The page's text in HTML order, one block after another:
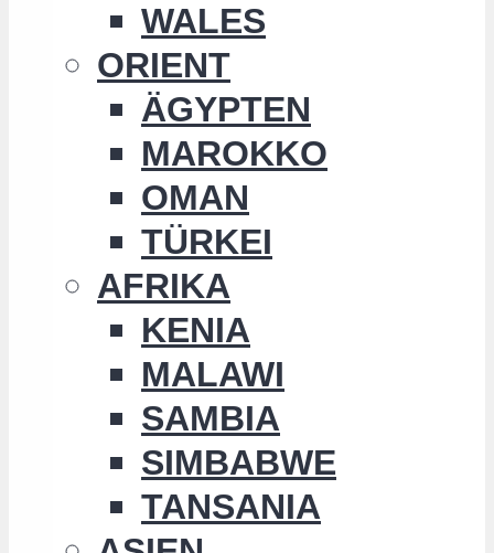
WALES
ORIENT
ÄGYPTEN
MAROKKO
OMAN
TÜRKEI
AFRIKA
KENIA
MALAWI
SAMBIA
SIMBABWE
TANSANIA